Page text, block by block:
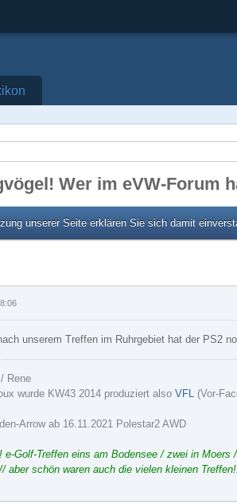
Wer im eVW-Forum
unserer Seite erklären Sie sich damit
unserem Treffen im Ruhrgebiet hat der PS2
Rene
wurde KW43 2014 produziert alsoVFL (Vor-
Arrow ab 16.11.2021 Polestar2 AWD
e-Golf-Treffen eins am Bodensee / zwei in
aber schön waren auch die vielen kleinen